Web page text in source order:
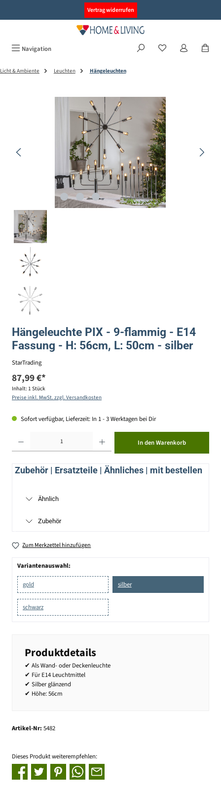
Vertrag widerrufen
Navigation
Licht & Ambiente Leuchten Hängeleuchten
Hängeleuchte PIX - 9-flammig - E14
Fassung - H: 56cm, L: 50cm - silber
StarTrading
87,99 €*
Inhalt: 1 Stück
Preise inkl. MwSt. zzgl. Versandkosten
Sofort verfügbar, Lieferzeit: In 1 - 3 Werktagen bei Dir
In den Warenkorb
Zubehör | Ersatzteile | Ähnliches | mit bestellen
Ähnlich
Zubehör
Zum Merkzettel hinzufügen
Variantenauswahl:
gold silber
schwarz
Produktdetails
✔ Als Wand- oder Deckenleuchte
✔ Für E14 Leuchtmittel
✔ Silber glänzend
✔ Höhe: 56cm
Artikel-Nr: 5482
Dieses Produkt weiterempfehlen: